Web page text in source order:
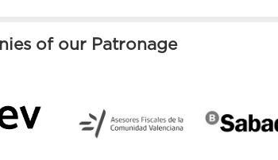
of our Patronage